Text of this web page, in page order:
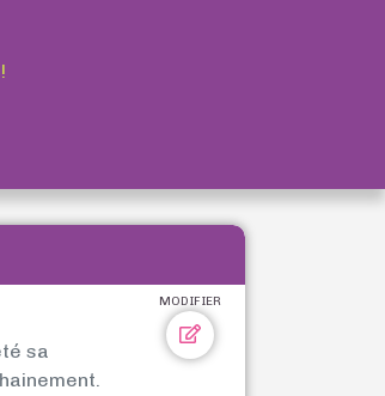
MODIFIER
sa